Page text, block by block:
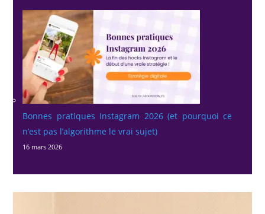
Bonnes pratiques Instagram 2026 (et pourquoi ce
n’est pas l’algorithme le vrai sujet)
16 mars 2026